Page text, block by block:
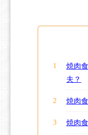
焼肉
夫？
焼肉
焼肉